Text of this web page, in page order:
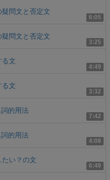
6:05
疑問文と否定文
3:25
疑問文と否定文
4:49
る文
3:32
る文
7:42
詞的用法
4:08
詞的用法
6:49
たい？の文